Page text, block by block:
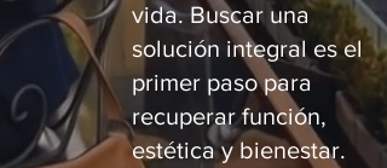
vida. Buscar una
solución integral es el
primer paso para
recuperar función,
estética y bienestar.